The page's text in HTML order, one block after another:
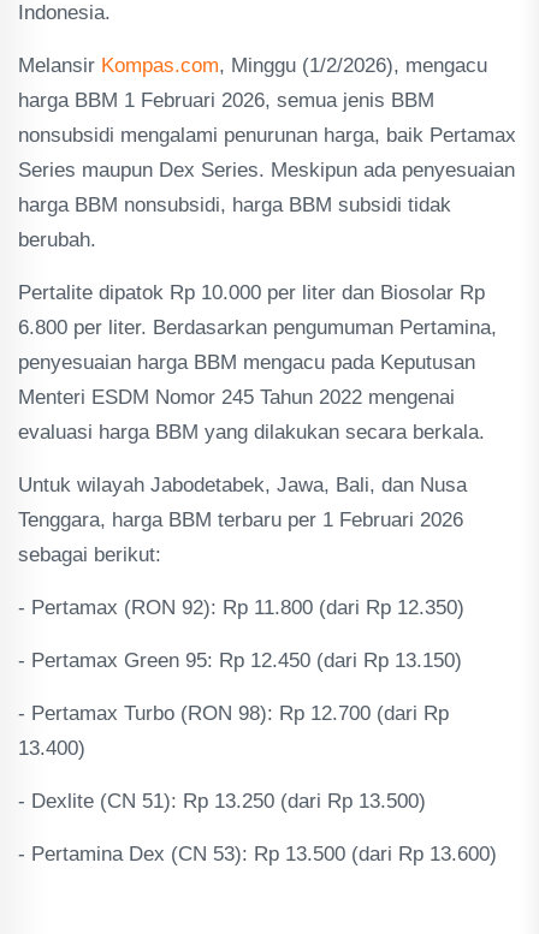
Indonesia.
Melansir Kompas.com, Minggu (1/2/2026), mengacu
harga BBM 1 Februari 2026, semua jenis BBM
nonsubsidi mengalami penurunan harga, baik Pertamax
Series maupun Dex Series. Meskipun ada penyesuaian
harga BBM nonsubsidi, harga BBM subsidi tidak
berubah.
Pertalite dipatok Rp 10.000 per liter dan Biosolar Rp
6.800 per liter. Berdasarkan pengumuman Pertamina,
penyesuaian harga BBM mengacu pada Keputusan
Menteri ESDM Nomor 245 Tahun 2022 mengenai
evaluasi harga BBM yang dilakukan secara berkala.
Untuk wilayah Jabodetabek, Jawa, Bali, dan Nusa
Tenggara, harga BBM terbaru per 1 Februari 2026
sebagai berikut:
- Pertamax (RON 92): Rp 11.800 (dari Rp 12.350)
- Pertamax Green 95: Rp 12.450 (dari Rp 13.150)
- Pertamax Turbo (RON 98): Rp 12.700 (dari Rp
13.400)
- Dexlite (CN 51): Rp 13.250 (dari Rp 13.500)
- Pertamina Dex (CN 53): Rp 13.500 (dari Rp 13.600)